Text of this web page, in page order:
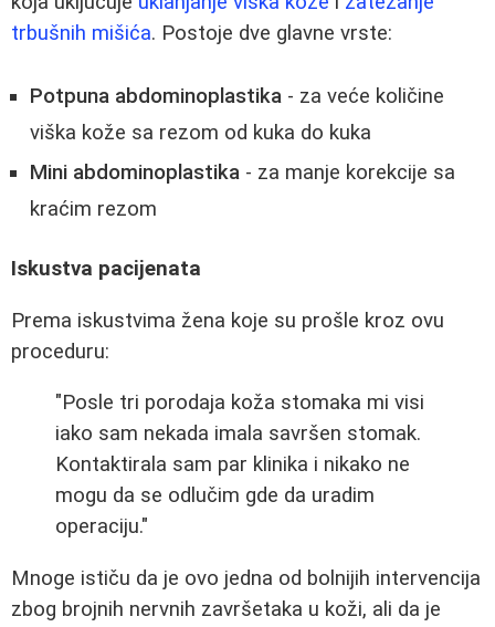
trbušnih mišića. Postoje dve glavne vrste:
Potpuna abdominoplastika - za veće količine
viška kože sa rezom od kuka do kuka
Mini abdominoplastika - za manje korekcije sa
kraćim rezom
Iskustva pacijenata
Prema iskustvima žena koje su prošle kroz ovu
proceduru:
"Posle tri porodaja koža stomaka mi visi
iako sam nekada imala savršen stomak.
Kontaktirala sam par klinika i nikako ne
mogu da se odlučim gde da uradim
operaciju."
Mnoge ističu da je ovo jedna od bolnijih intervencija
zbog brojnih nervnih završetaka u koži, ali da je